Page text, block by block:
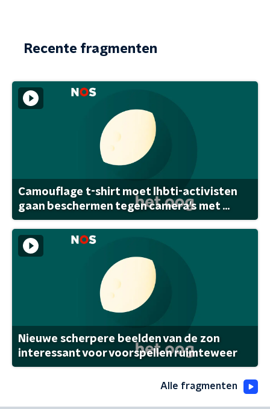
Recente fragmenten
Camouflage t-shirt moet lhbti-activisten
gaan beschermen tegen camera's met ...
Nieuwe scherpere beelden van de zon
interessant voor voorspellen ruimteweer
Alle fragmenten